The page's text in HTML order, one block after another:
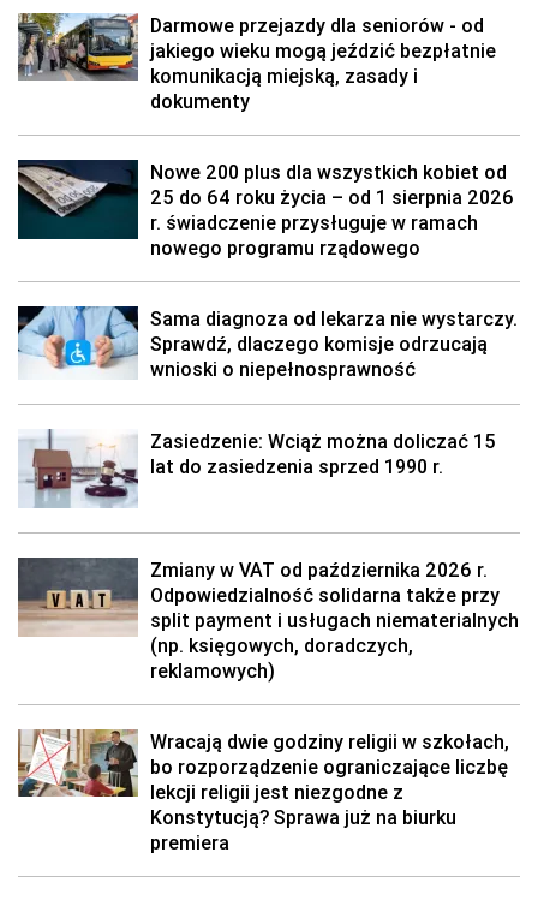
Darmowe przejazdy dla seniorów - od
jakiego wieku mogą jeździć bezpłatnie
komunikacją miejską, zasady i
dokumenty
Nowe 200 plus dla wszystkich kobiet od
25 do 64 roku życia – od 1 sierpnia 2026
r. świadczenie przysługuje w ramach
nowego programu rządowego
Sama diagnoza od lekarza nie wystarczy.
Sprawdź, dlaczego komisje odrzucają
wnioski o niepełnosprawność
Zasiedzenie: Wciąż można doliczać 15
lat do zasiedzenia sprzed 1990 r.
Zmiany w VAT od października 2026 r.
Odpowiedzialność solidarna także przy
split payment i usługach niematerialnych
(np. księgowych, doradczych,
reklamowych)
Wracają dwie godziny religii w szkołach,
bo rozporządzenie ograniczające liczbę
lekcji religii jest niezgodne z
Konstytucją? Sprawa już na biurku
premiera